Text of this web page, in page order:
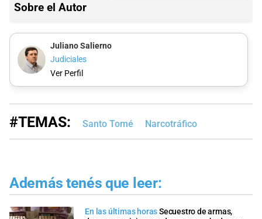
Sobre el Autor
Juliano Salierno
Judiciales
Ver Perfil
#TEMAS: Santo Tomé Narcotráfico
Además tenés que leer:
En las últimas horasSecuestro de armas,